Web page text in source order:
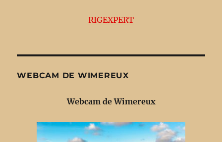
RIGEXPERT
WEBCAM DE WIMEREUX
Webcam de Wimereux